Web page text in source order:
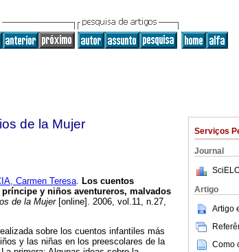
Serviços
Journal
Artigo
Artigo
Como
de la Mujer
Carmen Teresa. Los cuentos
y niños aventureros, malvados
de la Mujer[online]. 2006, vol.11, n.27,
sobre los cuentos infantiles más
y las niñas en los preescolares de la